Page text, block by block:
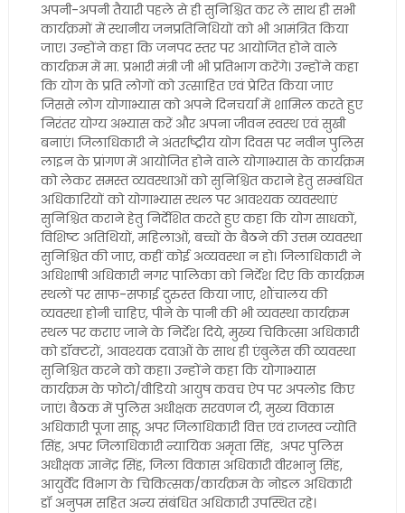
अपनी-अपनी तैयारी पहले से ही सुनिश्चित कर लें साथ ही सभी
कार्यक्रमों में स्थानीय जनप्रतिनिधियों को भी आमंत्रित किया
जाए। उन्होंने कहा कि जनपद स्तर पर आयोजित होने वाले
कार्यक्रम में मा. प्रभारी मंत्री जी भी प्रतिभाग करेंगे। उन्होंने कहा
कि योग के प्रति लोगों को उत्साहित एवं प्रेरित किया जाए
जिससे लोग योगाभ्यास को अपने दिनचर्या में शामिल करते हुए
निरंतर योग्य अभ्यास करें और अपना जीवन स्वस्थ एवं सुखी
बनाएं। जिलाधिकारी ने अंतर्राष्ट्रीय योग दिवस पर नवीन पुलिस
लाइन के प्रांगण में आयोजित होने वाले योगाभ्यास के कार्यक्रम
को लेकर समस्त व्यवस्थाओं को सुनिश्चित कराने हेतु सम्बंधित
अधिकारियों को योगाभ्यास स्थल पर आवश्यक व्यवस्थाएं
सुनिश्चित कराने हेतु निर्देशित करते हुए कहा कि योग साधकों,
विशिष्ट अतिथियों, महिलाओं, बच्चों के बैठने की उत्तम व्यवस्था
सुनिश्चित की जाए, कहीं कोई अव्यवस्था न हो। जिलाधिकारी ने
अधिशाषी अधिकारी नगर पालिका को निर्देश दिए कि कार्यक्रम
स्थलों पर साफ-सफाई दुरुस्त किया जाए, शौंचालय की
व्यवस्था होनी चाहिए, पीने के पानी की भी व्यवस्था कार्यक्रम
स्थल पर कराए जाने के निर्देश दिये, मुख्य चिकित्सा अधिकारी
को डॉक्टरों, आवश्यक दवाओं के साथ ही एंबुलेंस की व्यवस्था
सुनिश्चित करने को कहा। उन्होंने कहा कि योगाभ्यास
कार्यक्रम के फोटो/वीडियो आयुष कवच ऐप पर अपलोड किए
जाएं। बैठक में पुलिस अधीक्षक सरवणन टी, मुख्य विकास
अधिकारी पूजा साहू, अपर जिलाधिकारी वित्त एवं राजस्व ज्योति
सिंह, अपर जिलाधिकारी न्यायिक अमृता सिंह, अपर पुलिस
अधीक्षक ज्ञानेंद्र सिंह, जिला विकास अधिकारी वीरभानु सिंह,
आयुर्वेद विभाग के चिकित्सक/कार्यक्रम के नोडल अधिकारी
डॉ अनुपम सहित अन्य संबंधित अधिकारी उपस्थित रहे।